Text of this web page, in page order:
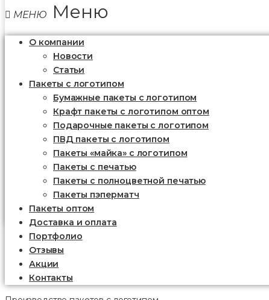
Меню
О компании
Новости
Статьи
Пакеты с логотипом
Бумажные пакеты с логотипом
Крафт пакеты с логотипом оптом
Подарочные пакеты с логотипом
ПВД пакеты с логотипом
Пакеты «майка» с логотипом
Пакеты c печатью
Пакеты с полноцветной печатью
Пакеты пэперматч
Пакеты оптом
Доставка и оплата
Портфолио
Отзывы
Акции
Контакты